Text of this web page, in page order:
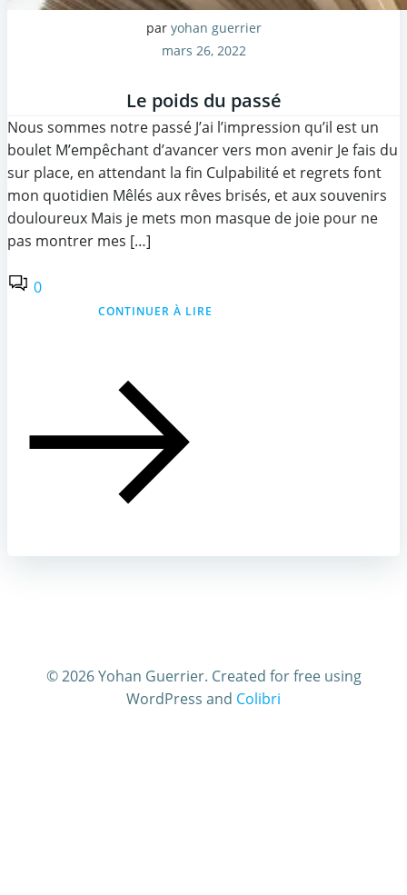
par yohan guerrier
mars 26, 2022
Le poids du passé
Nous sommes notre passé J’ai l’impression qu’il est un
boulet M’empêchant d’avancer vers mon avenir Je fais du
sur place, en attendant la fin Culpabilité et regrets font
mon quotidien Mêlés aux rêves brisés, et aux souvenirs
douloureux Mais je mets mon masque de joie pour ne
pas montrer mes […]
0
CONTINUER À LIRE
© 2026 Yohan Guerrier. Created for free using
WordPress and Colibri